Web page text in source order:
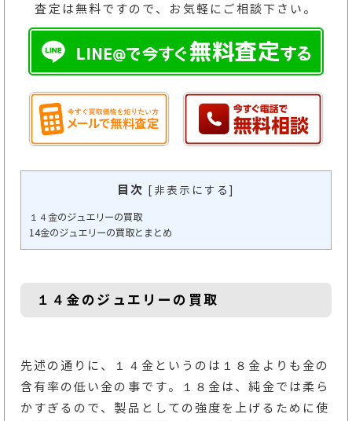
査定は無料ですので、お気軽にご相談下さい。
目次 [ 非表示にする]
１４金のジュエリーの買取
14金のジュエリーの買取とまとめ
１４金のジュエリーの買取
先述の通りに、１４金というのは１８金よりも金の
含有率の低い金の事です。１８金は、純金では柔ら
かすぎるので、製品としての強度を上げるために使